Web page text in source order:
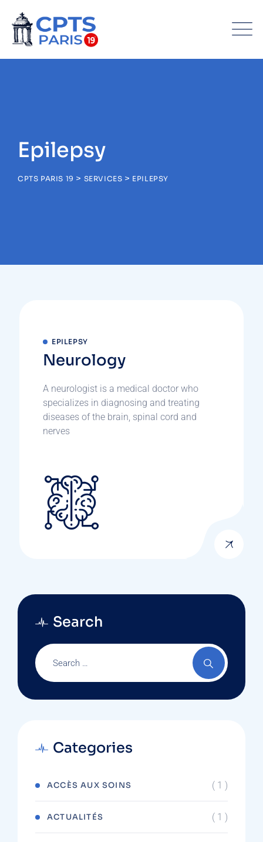
Epilepsy
CPTS PARIS 19 > SERVICES > EPILEPSY
EPILEPSY
Neurology
A neurologist is a medical doctor who
specializes in diagnosing and treating
diseases of the brain, spinal cord and
nerves
Search
Categories
ACCÈS AUX SOINS ( 1 )
ACTUALITÉS ( 1 )